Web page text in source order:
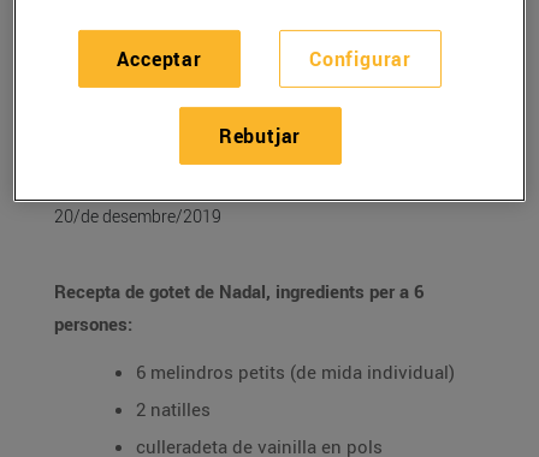
RECEPTES
Recepta de gotet de
20/de desembre/2019
Recepta de gotet de Nadal, ingredients per a 6
persones:
6 melindros petits (de mida individual)
2 natilles
culleradeta de vainilla en pols
Configurar
Rebutjar
Acceptar